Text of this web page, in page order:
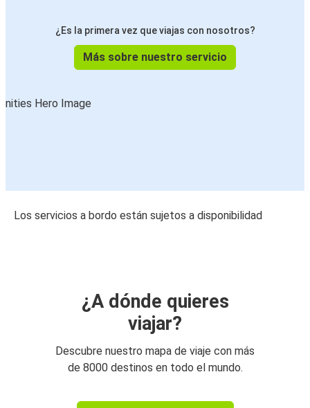
¿Es la primera vez que viajas con nosotros?
Más sobre nuestro servicio
Los servicios a bordo están sujetos a disponibilidad
¿A dónde quieres
viajar?
Descubre nuestro mapa de viaje con más
de 8000 destinos en todo el mundo.